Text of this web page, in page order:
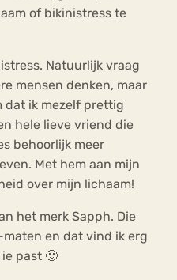
of bikinistress te
Natuurlijk vraag
mensen denken, maar
dat ik mezelf prettig
hele lieve vriend die
behoorlijk meer
Met hem aan mijn
over mijn lichaam!
het merk Sapph. Die
en dat vind ik erg
past 🙂